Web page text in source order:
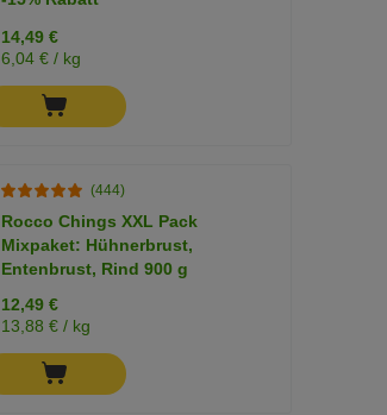
14,49 €
6,04 € / kg
(444)
Rocco Chings XXL Pack
Mixpaket: Hühnerbrust,
Entenbrust, Rind 900 g
12,49 €
13,88 € / kg